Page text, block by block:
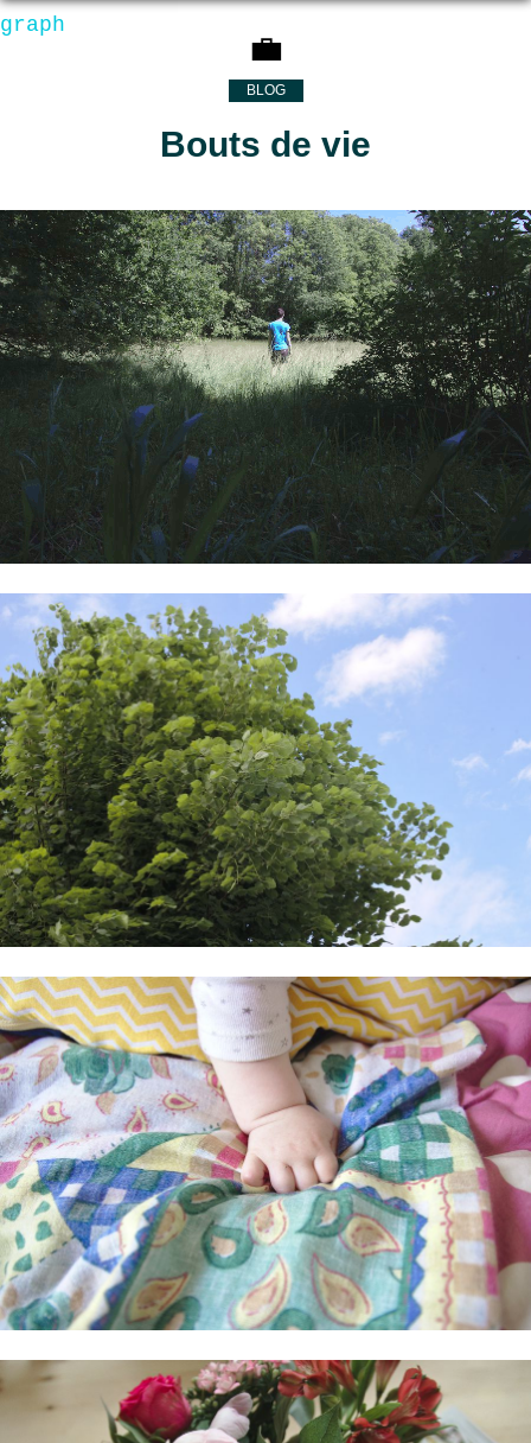
💼
BLOG
Bouts de vie